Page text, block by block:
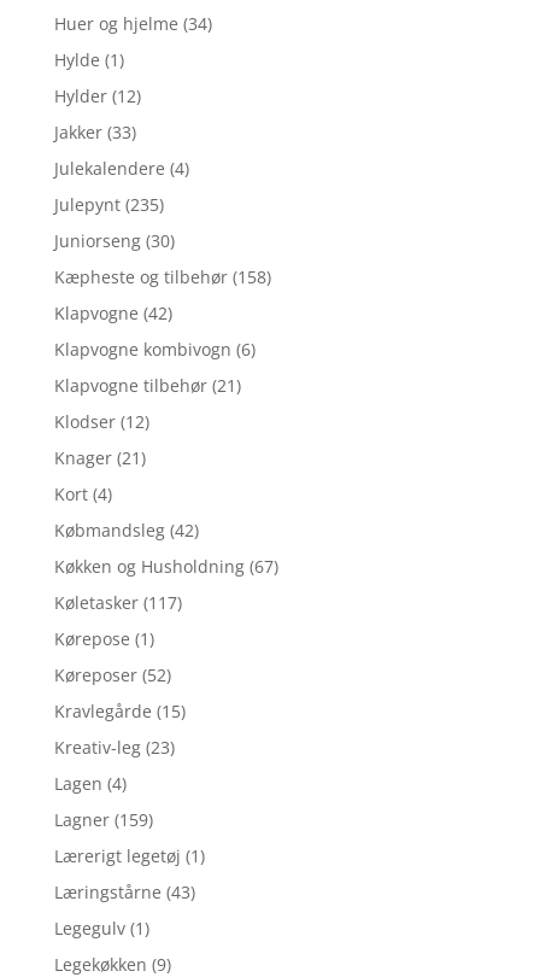
Huer og hjelme (34)
Hylde (1)
Hylder (12)
Jakker (33)
Julekalendere (4)
Julepynt (235)
Juniorseng (30)
Kæpheste og tilbehør (158)
Klapvogne (42)
Klapvogne kombivogn (6)
Klapvogne tilbehør (21)
Klodser (12)
Knager (21)
Kort (4)
Købmandsleg (42)
Køkken og Husholdning (67)
Køletasker (117)
Kørepose (1)
Køreposer (52)
Kravlegårde (15)
Kreativ-leg (23)
Lagen (4)
Lagner (159)
Lærerigt legetøj (1)
Læringstårne (43)
Legegulv (1)
Legekøkken (9)